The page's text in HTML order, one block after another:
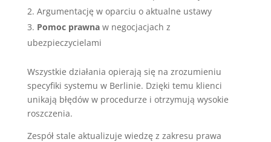
Argumentację w oparciu o aktualne ustawy
Pomoc prawnaw negocjacjach z
ubezpieczycielami
Wszystkie działania opierają się na zrozumieniu
specyfiki systemu w Berlinie. Dzięki temu klienci
unikają błędów w procedurze i otrzymują wysokie
roszczenia.
Zespół stale aktualizuje wiedzę z zakresu prawa